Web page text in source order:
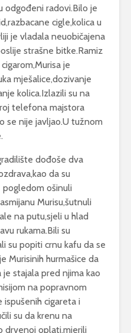
odgođeni radovi.Bilo je
cigle,kolica u
je vladala neuobičajena
strašne bitke.Ramiz
je
mješalice,dozivanje
kolica.Izlazili su na
telefona majstora
se nije javljao.U tužnom
dođoše dva
da su
ošinuli
Murisu,šutnuli
na putu,sjeli u hlad
rukama.Bili su
su popiti crnu kafu da se
Murisinih hurmašice da
je stajala pred njima kao
na popravnom
ispušenih cigareta i
su da krenu na
drvenoj oplati,mjerili